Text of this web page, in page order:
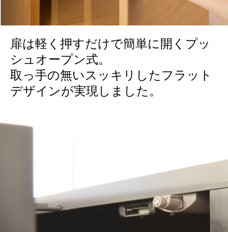
扉は軽く押すだけで簡単に開くプッ
シュオープン式。
取っ手の無いスッキリしたフラット
デザインが実現しました。